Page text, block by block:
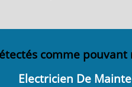
comme
Electricien De